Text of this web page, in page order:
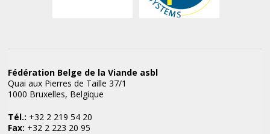
Fédération Belge de la Viande asbl
Quai aux Pierres de Taille 37/1
1000 Bruxelles, Belgique
Tél.: +32 2 219 54 20
Fax: +32 2 223 20 95